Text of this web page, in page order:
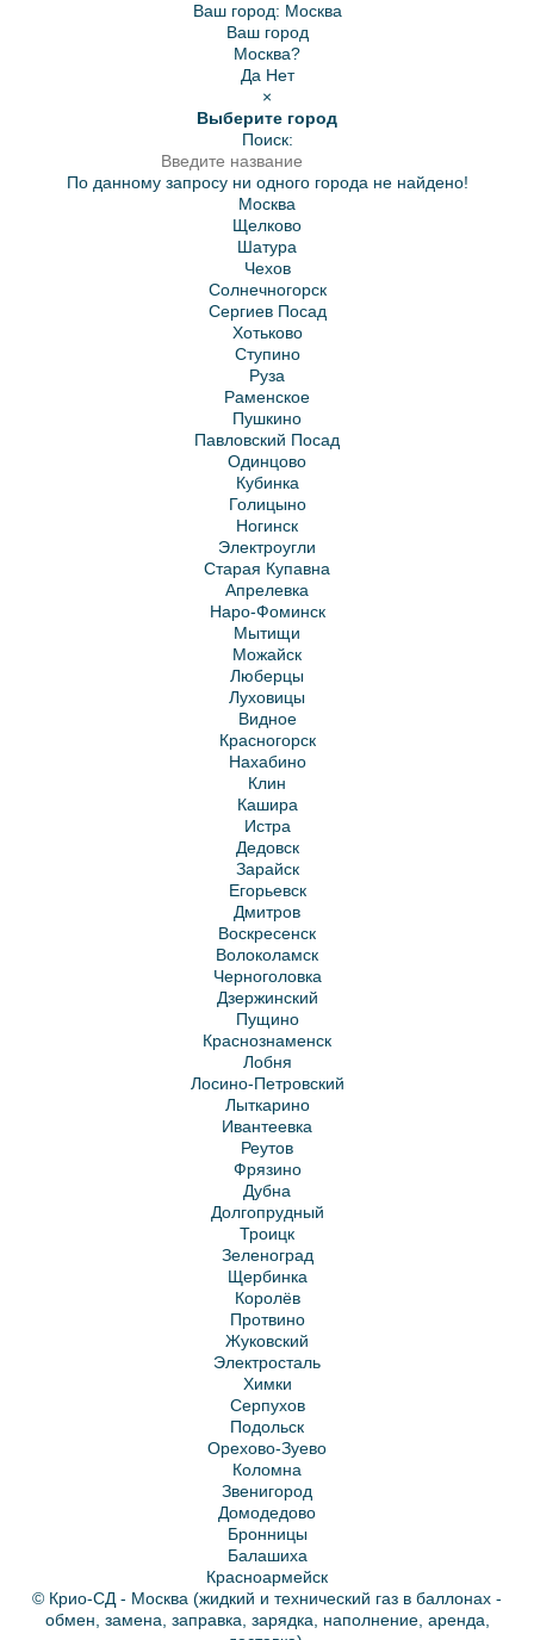
Ваш город: Москва
Ваш город
Москва?
Да Нет
×
Выберите город
Поиск:
По данному запросу ни одного города не найдено!
Москва
Щелково
Шатура
Чехов
Солнечногорск
Сергиев Посад
Хотьково
Ступино
Руза
Раменское
Пушкино
Павловский Посад
Одинцово
Кубинка
Голицыно
Ногинск
Электроугли
Старая Купавна
Апрелевка
Наро-Фоминск
Мытищи
Можайск
Люберцы
Луховицы
Видное
Красногорск
Нахабино
Клин
Кашира
Истра
Дедовск
Зарайск
Егорьевск
Дмитров
Воскресенск
Волоколамск
Черноголовка
Дзержинский
Пущино
Краснознаменск
Лобня
Лосино-Петровский
Лыткарино
Ивантеевка
Реутов
Фрязино
Дубна
Долгопрудный
Троицк
Зеленоград
Щербинка
Королёв
Протвино
Жуковский
Электросталь
Химки
Серпухов
Подольск
Орехово-Зуево
Коломна
Звенигород
Домодедово
Бронницы
Балашиха
Красноармейск
© Крио-СД - Москва (жидкий и технический газ в баллонах -
обмен, замена, заправка, зарядка, наполнение, аренда,